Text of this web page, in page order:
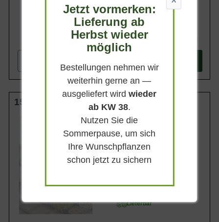
150-175 cm (Höhe) m. B. Solitär
Wuchsendhöhe
Sommergrün
Blüte
Mai
Lieferbar
Jetzt vormerken:
Lieferung ab
Herbst wieder
möglich
Bestellungen nehmen wir
weiterhin gerne an —
ausgeliefert wirdwieder
ab KW 38.
Nutzen Sie die
Sommerpause, um sich
Ihre Wunschpflanzen
schon jetzt zu sichern